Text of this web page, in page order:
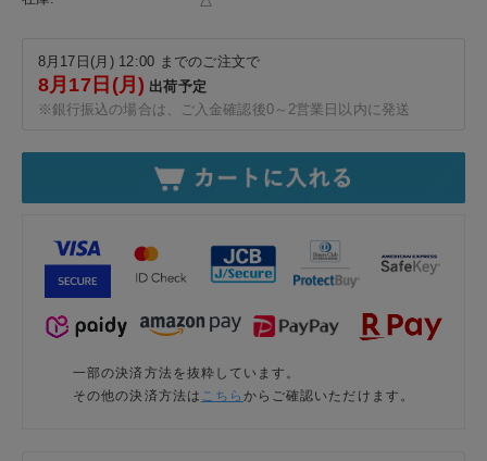
8月17日(月) 12:00 までのご注文で
8月17日(月)出荷予定
※銀行振込の場合は、ご入金確認後0～2営業日以内に発送
一部の決済方法を抜粋しています。
その他の決済方法は こちら からご確認いただけます。